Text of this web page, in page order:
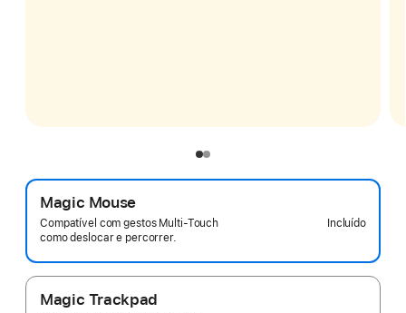
Magic Mouse
Compatível com gestos Multi‑Touch
como deslocar e percorrer.
Incluído
Magic Trackpad